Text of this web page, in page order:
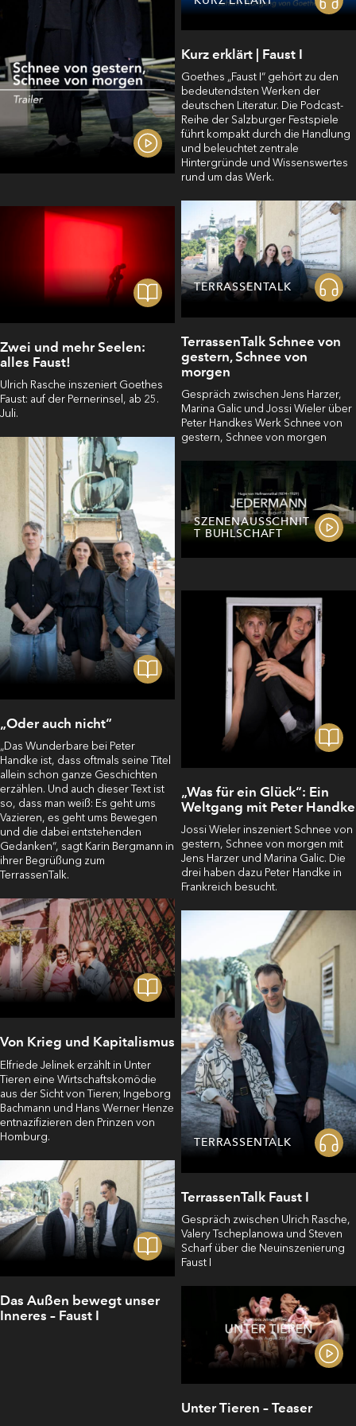
Kurz erklärt | Faust I
Goethes⁠ „Faust I“⁠ gehört zu den
bedeutendsten Werken der
deutschen Literatur. Die Podcast-
Reihe der Salzburger Festspiele
führt kompakt durch die Handlung
und beleuchtet zentrale
Hintergründe und Wissenswertes
rund um das Werk.
TERRASSENTALK
TerrassenTalk Schnee von
gestern, Schnee von
morgen
Gespräch zwischen Jens Harzer,
Marina Galic und Jossi Wieler über
Peter Handkes Werk Schnee von
gestern, Schnee von morgen
Zwei und mehr Seelen:
alles Faust!
Ulrich Rasche inszeniert Goethes
Faust: auf der Pernerinsel, ab 25.
Juli.
„Oder auch nicht“
„Das Wunderbare bei Peter
Handke ist, dass oftmals seine Titel
allein schon ganze Geschichten
erzählen. Und auch dieser Text ist
so, dass man weiß: Es geht ums
Vazieren, es geht ums Bewegen
und die dabei entstehenden
Gedanken“, sagt Karin Bergmann in
ihrer Begrüßung zum
TerrassenTalk.
SZENENAUSSCHNIT
T BUHLSCHAFT
„Was für ein Glück“: Ein
Weltgang mit Peter Handke
Jossi Wieler inszeniert Schnee von
gestern, Schnee von morgen mit
Jens Harzer und Marina Galic. Die
drei haben dazu Peter Handke in
Frankreich besucht.
Von Krieg und Kapitalismus
Elfriede Jelinek erzählt in Unter
Tieren eine Wirtschaftskomödie
aus der Sicht von Tieren; Ingeborg
Bachmann und Hans Werner Henze
entnazifizieren den Prinzen von
Homburg.
TERRASSENTALK
TerrassenTalk Faust I
Gespräch zwischen Ulrich Rasche,
Valery Tscheplanowa und Steven
Scharf über die Neuinszenierung
Faust I
Das Außen bewegt unser
Inneres – Faust I
Unter Tieren – Teaser